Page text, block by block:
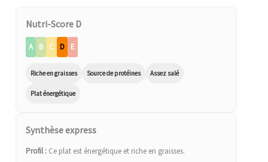
Nutri-Score D
A B C D E
Riche en graisses Source de protéines Assez salé
Plat énergétique
Synthèse express
Profil : Ce plat est énergétique et riche en graisses.